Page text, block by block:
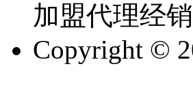
加盟代理经
Copyright ©